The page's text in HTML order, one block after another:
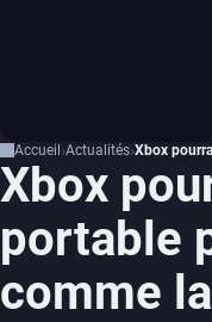
Accueil Actualités Xbox
Xbox
portable
comme